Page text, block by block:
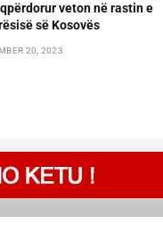
veton në rastin e
së Kosovës
20, 2023